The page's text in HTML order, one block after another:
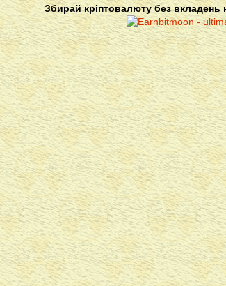
Збирай кріптовалюту без вкладень